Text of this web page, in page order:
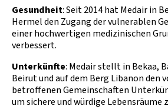
Gesundheit: Seit 2014 hat Medair in
Hermel den Zugang der vulnerablen
einer hochwertigen medizinischen
verbessert.
Unterkünfte: Medair stellt in Bekaa,
Beirut und auf dem Berg Libanon den
betroffenen Gemeinschaften
um sichere und würdige Lebensräume